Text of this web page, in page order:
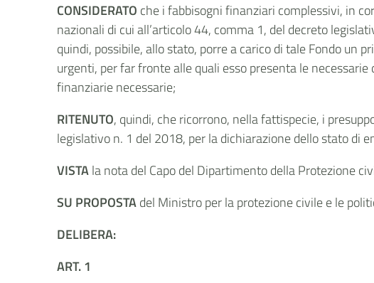
CONSIDERATO che i fabbisogni finanziari complessivi, in
nazionali di cui all’articolo 44, comma 1, del decreto
quindi, possibile, allo stato, porre a carico di tale Fondo un
urgenti, per far fronte alle quali esso presenta le
finanziarie necessarie;
RITENUTO, quindi, che ricorrono, nella fattispecie, i
legislativo n. 1 del 2018, per la dichiarazione dello stato di
VISTAla nota del Capo del Dipartimento della Protezione
SU PROPOSTAdel Ministro per la protezione civile e le
DELIBERA:
ART. 1